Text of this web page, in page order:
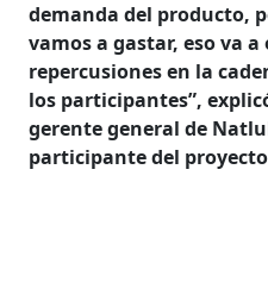
demanda del producto,
vamos a gastar, eso va
repercusiones en la
los participantes”,
gerente general de
participante del